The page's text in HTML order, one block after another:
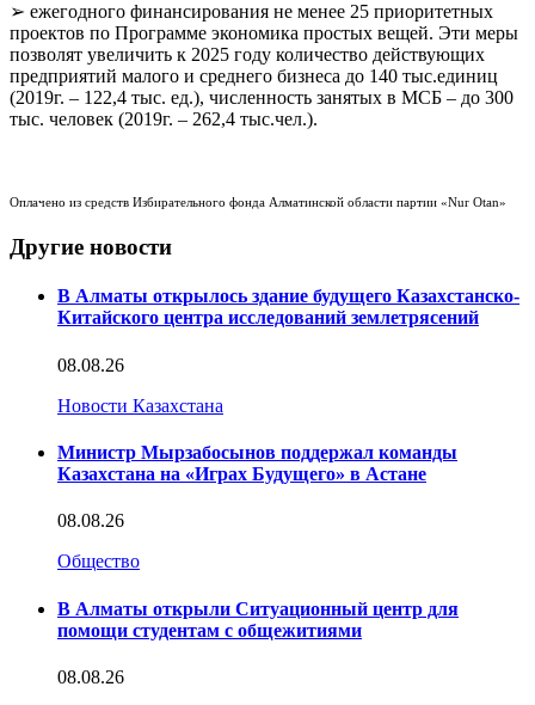
➢ ежегодного финансирования не менее 25 приоритетных
проектов по Программе экономика простых вещей. Эти меры
позволят увеличить к 2025 году количество действующих
предприятий малого и среднего бизнеса до 140 тыс.единиц
(2019г. – 122,4 тыс. ед.), численность занятых в МСБ – до 300
тыс. человек (2019г. – 262,4 тыс.чел.).
Оплачено из средств Избирательного фонда Алматинской области партии «Nur Otan»
Другие новости
В Алматы открылось здание будущего Казахстанско-
Китайского центра исследований землетрясений
08.08.26
Новости Казахстана
Министр Мырзабосынов поддержал команды
Казахстана на «Играх Будущего» в Астане
08.08.26
Общество
В Алматы открыли Ситуационный центр для
помощи студентам с общежитиями
08.08.26